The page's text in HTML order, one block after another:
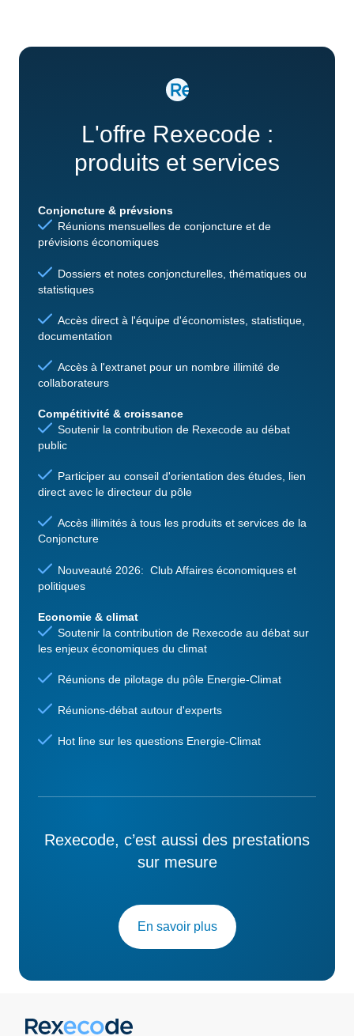
L'offre Rexecode :
produits et services
Conjoncture & prévsions
Réunions mensuelles de conjoncture et de
prévisions économiques
Dossiers et notes conjoncturelles, thématiques ou
statistiques
Accès direct à l'équipe d'économistes, statistique,
documentation
Accès à l'extranet pour un nombre illimité de
collaborateurs
Compétitivité & croissance
Soutenir la contribution de Rexecode au débat
public
Participer au conseil d'orientation des études, lien
direct avec le directeur du pôle
Accès illimités à tous les produits et services de la
Conjoncture
Nouveauté 2026: Club Affaires économiques et
politiques
Economie & climat
Soutenir la contribution de Rexecode au débat sur
les enjeux économiques du climat
Réunions de pilotage du pôle Energie-Climat
Réunions-débat autour d'experts
Hot line sur les questions Energie-Climat
Rexecode, c’est aussi des prestations
sur mesure
En savoir plus